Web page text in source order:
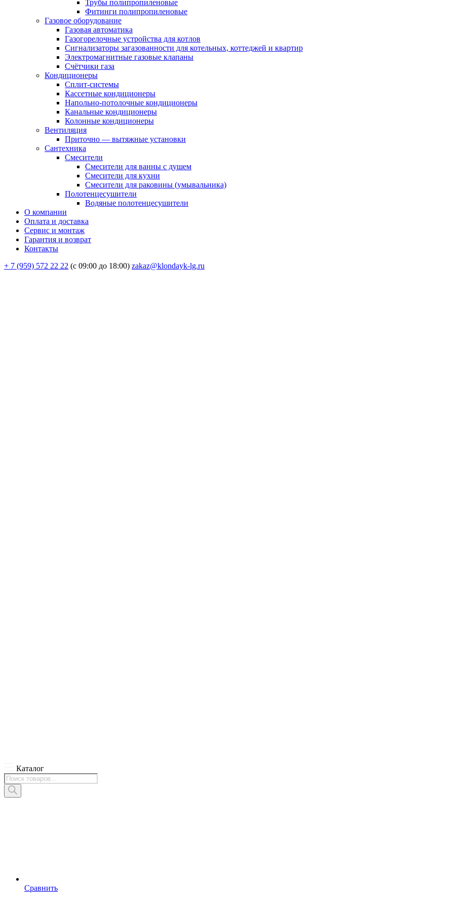
Трубы полипропиленовые
Фитинги полипропиленовые
Газовое оборудование
Газовая автоматика
Газогорелочные устройства для котлов
Сигнализаторы загазованности для котельных, коттеджей и квартир
Электромагнитные газовые клапаны
Счётчики газа
Кондиционеры
Сплит-системы
Кассетные кондиционеры
Напольно-потолочные кондиционеры
Канальные кондиционеры
Колонные кондиционеры
Вентиляция
Приточно — вытяжные установки
Сантехника
Смесители
Смесители для ванны с душем
Смесители для кухни
Смесители для раковины (умывальника)
Полотенцесушители
Водяные полотенцесушители
О компании
Оплата и доставка
Сервис и монтаж
Гарантия и возврат
Контакты
+ 7 (959) 572 22 22 (с 09:00 до 18:00) zakaz@klondayk-lg.ru
Каталог
Поиск
товаров
Сравнить